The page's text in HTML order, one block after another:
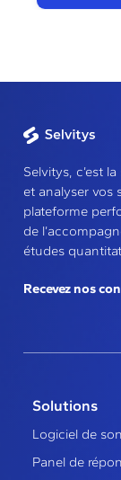
Selvitys, c’est
et analyser vos
plateforme
de
études
Recevez nos
Solutions
Logiciel de
Panel de